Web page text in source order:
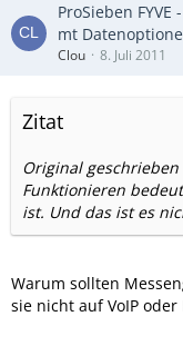
ProSieben
mt
Clou 8. Juli 2011
Zitat
Original geschrieben
Funktionieren
ist. Und das ist es
Warum sollten
sie nicht auf VoIP oder